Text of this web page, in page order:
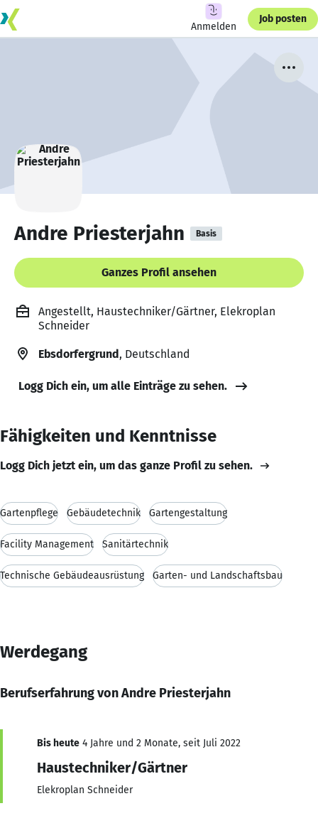
Anmelden
Job posten
Andre Priesterjahn Basis
Ganzes Profil ansehen
Angestellt, Haustechniker/Gärtner, Elekroplan
Schneider
Ebsdorfergrund, Deutschland
Logg Dich ein, um alle Einträge zu sehen.
Fähigkeiten und Kenntnisse
Logg Dich jetzt ein, um das ganze Profil zu sehen.
Gartenpflege Gebäudetechnik Gartengestaltung
Facility Management Sanitärtechnik
Technische Gebäudeausrüstung Garten- und Landschaftsbau
Werdegang
Berufserfahrung von Andre Priesterjahn
Bis heute 4 Jahre und 2 Monate, seit Juli 2022
Haustechniker/Gärtner
Elekroplan Schneider